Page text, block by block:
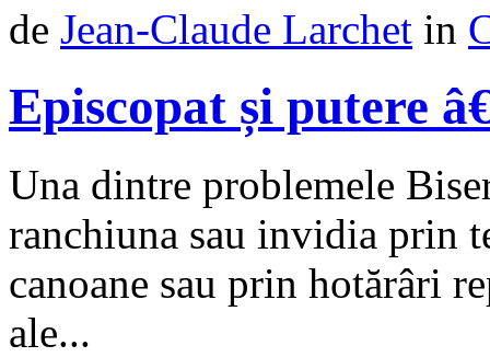
de Jean-Claude Larchet in
Episcopat și putere
Una dintre problemele
ranchiuna sau invidia prin
canoane sau prin hotărâri
ale...